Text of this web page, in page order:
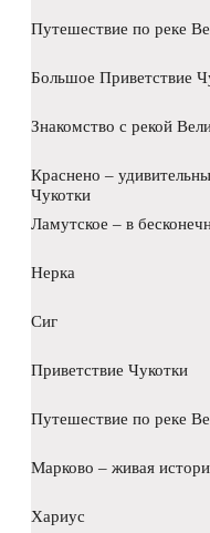
Путешествие по реке
Большое Приветствие
Знакомство с рекой
Краснено –
Чукотки
Ламутское – в
Нерка
Сиг
Приветствие Чукотки
Путешествие по реке
Марково – живая
Хариус